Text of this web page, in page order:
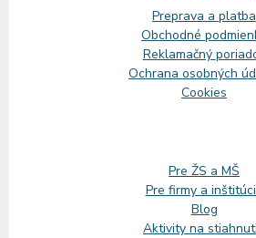
Preprava a platba
Obchodné
Reklamačný
Ochrana osobných
Cookies
Pre ŽS a MŠ
Pre firmy a
Blog
Aktivity na